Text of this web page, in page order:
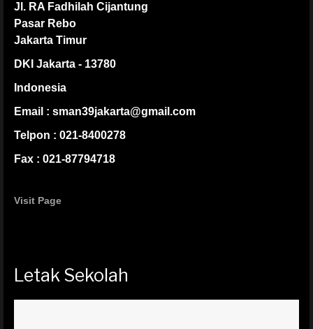
Jl. RA Fadhilah Cijantung
Pasar Rebo
Jakarta Timur
DKI Jakarta - 13780
Indonesia
Email : sman39jakarta@gmail.com
Telpon : 021-8400278
Fax : 021-87794718
Visit Page
Letak Sekolah